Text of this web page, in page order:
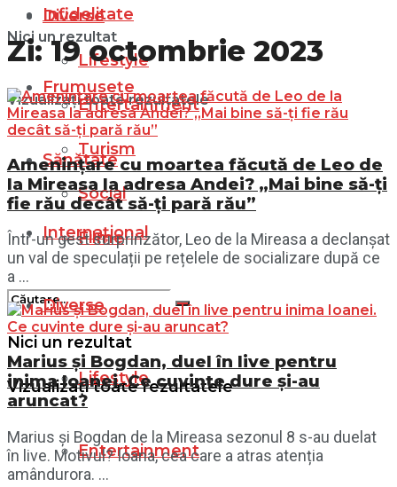
Diverse
Lifestyle
Entertainment
Turism
Social
Filme
Nici un rezultat
Vizualizați toate rezultatele
Infidelitate
Frumusețe
Sănătate
Internațional
Diverse
Lifestyle
Entertainment
Nici un rezultat
Vizualizați toate rezultatele
Zi:19 octombrie 2023
Amenințare cu moartea făcută de Leo de
la Mireasa la adresa Andei? „Mai bine să-ți
fie rău decât să-ți pară rău”
Într-un gest surprinzător, Leo de la Mireasa a declanșat
un val de speculații pe rețelele de socializare după ce
a ...
Marius și Bogdan, duel în live pentru
inima Ioanei. Ce cuvinte dure și-au
aruncat?
Marius și Bogdan de la Mireasa sezonul 8 s-au duelat
în live. Motivul? Ioana, cea care a atras atenția
amândurora. ...